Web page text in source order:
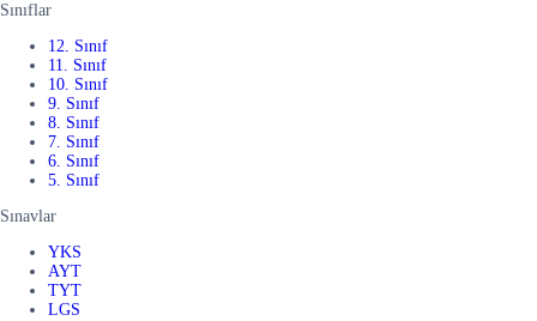
Sınıflar
12. Sınıf
11. Sınıf
10. Sınıf
9. Sınıf
8. Sınıf
7. Sınıf
6. Sınıf
5. Sınıf
Sınavlar
YKS
AYT
TYT
LGS